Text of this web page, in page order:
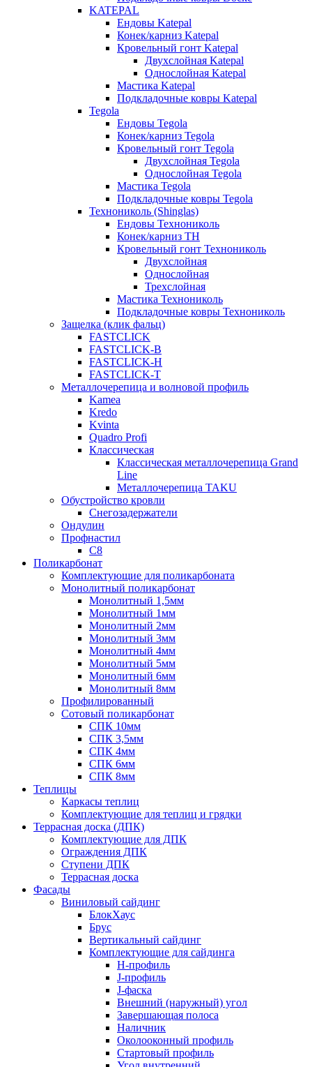
KATEPAL
Ендовы Katepal
Конек/карниз Katepal
Кровельный гонт Katepal
Двухслойная Katepal
Однослойная Katepal
Мастика Katepal
Подкладочные ковры Katepal
Tegola
Ендовы Tegola
Конек/карниз Tegola
Кровельный гонт Tegola
Двухслойная Tegola
Однослойная Tegola
Мастика Tegola
Подкладочные ковры Tegola
Технониколь (Shinglas)
Ендовы Технониколь
Конек/карниз ТН
Кровельный гонт Технониколь
Двухслойная
Однослойная
Трехслойная
Мастика Технониколь
Подкладочные ковры Технониколь
Защелка (клик фальц)
FASTCLICK
FASTCLICK-B
FASTCLICK-H
FASTCLICK-T
Металлочерепица и волновой профиль
Kamea
Kredo
Kvinta
Quadro Profi
Классическая
Классическая металлочерепица Grand
Line
Металлочерепица TAKU
Обустройство кровли
Снегозадержатели
Ондулин
Профнастил
С8
Поликарбонат
Комплектующие для поликарбоната
Монолитный поликарбонат
Монолитный 1,5мм
Монолитный 1мм
Монолитный 2мм
Монолитный 3мм
Монолитный 4мм
Монолитный 5мм
Монолитный 6мм
Монолитный 8мм
Профилированный
Сотовый поликарбонат
СПК 10мм
СПК 3,5мм
СПК 4мм
СПК 6мм
СПК 8мм
Теплицы
Каркасы теплиц
Комплектующие для теплиц и грядки
Террасная доска (ДПК)
Комплектующие для ДПК
Ограждения ДПК
Ступени ДПК
Террасная доска
Фасады
Виниловый сайдинг
БлокХаус
Брус
Вертикальный сайдинг
Комплектующие для сайдинга
H-профиль
J-профиль
J-фаска
Внешний (наружный) угол
Завершающая полоса
Наличник
Околооконный профиль
Стартовый профиль